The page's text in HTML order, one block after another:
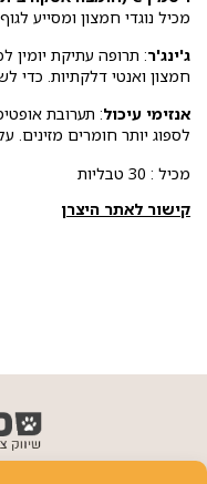
מכיל נוגדי חמצון ומסייע
ג'ינג'ר: תרופה עתיקת יומין
חמצון ואנטי דלקתיות. כדי
אנזימי עיכול
לספוג יותר חומרים מזינים.
מכיל : 30 טבליות
קישור לאתר היצרן